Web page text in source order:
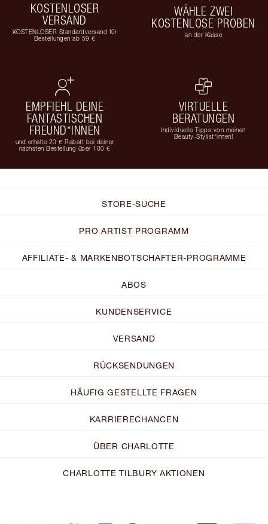
KOSTENLOSER
VERSAND
KOSTENLOSER Standardversand für
Bestellungen ab 59 €
WÄHLE ZWEI
KOSTENLOSE PROBEN
an der Kasse
EMPFIEHL DEINE
FANTASTISCHEN
FREUND*INNEN
und erhalte 20 € Rabatt bei deiner
nächsten Bestellung über 100 €
VIRTUELLE
BERATUNGEN
Individuelle Tipps von meinen
Beauty-Stylist*innen!
STORE-SUCHE
PRO ARTIST PROGRAMM
AFFILIATE- & MARKENBOTSCHAFTER-PROGRAMME
ABOS
KUNDENSERVICE
VERSAND
RÜCKSENDUNGEN
HÄUFIG GESTELLTE FRAGEN
KARRIERECHANCEN
ÜBER CHARLOTTE
CHARLOTTE TILBURY AKTIONEN